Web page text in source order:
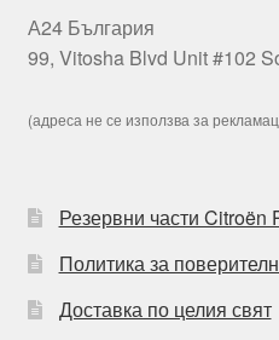
А24 България
99, Vitosha Blvd Unit #102
(адреса не се използва за
Резервни части Citroën
Политика за
Доставка по целия свят